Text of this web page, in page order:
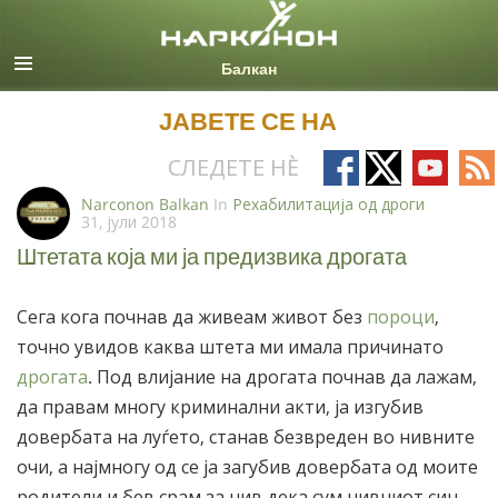
Macedonian
ЈАВЕТЕ СЕ НА
СЛЕДЕТЕ НÈ
Follow
on
Follow
on
Follow
on
on
Narconon Balkan In Рехабилитација од дроги
31, јули 2018
Штетата која ми ја предизвика дрогата
Сега кога почнав да живеам живот без пороци,
точно увидов каква штета ми имала причинато
дрогата. Под влијание на дрогата почнав да лажам,
да правам многу криминални акти, ја изгубив
довербата на луѓето, станав безвреден во нивните
очи, а најмногу од се ја загубив довербата од моите